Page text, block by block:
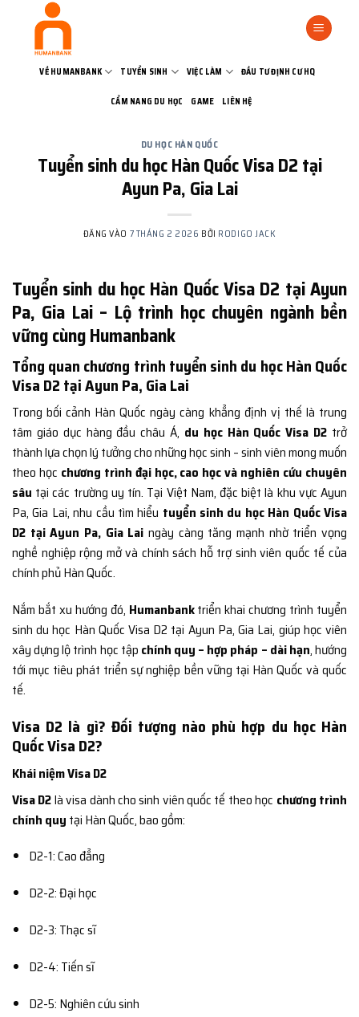
VỀ HUMANBANK TUYỂN SINH VIỆC LÀM ĐẦU TƯ ĐỊNH CƯ HQ
CẨM NANG DU HỌC GAME LIÊN HỆ
DU HỌC HÀN QUỐC
Tuyển sinh du học Hàn Quốc Visa D2 tại
Ayun Pa, Gia Lai
ĐĂNG VÀO 7 THÁNG 2 2026 BỞI RODIGO JACK
Tuyển sinh du học Hàn Quốc Visa D2 tại Ayun
Pa, Gia Lai – Lộ trình học chuyên ngành bền
vững cùng Humanbank
Tổng quan chương trình tuyển sinh du học Hàn Quốc
Visa D2 tại Ayun Pa, Gia Lai
Trong bối cảnh Hàn Quốc ngày càng khẳng định vị thế là trung
tâm giáo dục hàng đầu châu Á, du học Hàn Quốc Visa D2 trở
thành lựa chọn lý tưởng cho những học sinh – sinh viên mong muốn
theo học chương trình đại học, cao học và nghiên cứu chuyên
sâu tại các trường uy tín. Tại Việt Nam, đặc biệt là khu vực Ayun
Pa, Gia Lai, nhu cầu tìm hiểu tuyển sinh du học Hàn Quốc Visa
D2 tại Ayun Pa, Gia Lai ngày càng tăng mạnh nhờ triển vọng
nghề nghiệp rộng mở và chính sách hỗ trợ sinh viên quốc tế của
chính phủ Hàn Quốc.
Nắm bắt xu hướng đó, Humanbanktriển khai chương trình tuyển
sinh du học Hàn Quốc Visa D2 tại Ayun Pa, Gia Lai, giúp học viên
xây dựng lộ trình học tập chính quy – hợp pháp – dài hạn, hướng
tới mục tiêu phát triển sự nghiệp bền vững tại Hàn Quốc và quốc
tế.
Visa D2 là gì? Đối tượng nào phù hợp du học Hàn
Quốc Visa D2?
Khái niệm Visa D2
Visa D2là visa dành cho sinh viên quốc tế theo học chương trình
chính quy tại Hàn Quốc, bao gồm:
D2-1: Cao đẳng
D2-2: Đại học
D2-3: Thạc sĩ
D2-4: Tiến sĩ
D2-5: Nghiên cứu sinh